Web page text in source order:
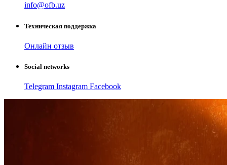
info@ofb.uz
Техническая поддержка
Онлайн отзыв
Social networks
Telegram Instagram Facebook